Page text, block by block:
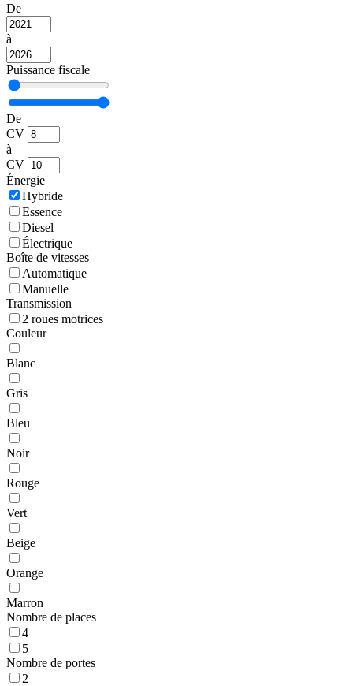
De
à
Puissance fiscale
De
CV
à
CV
Énergie
Hybride
Essence
Diesel
Électrique
Boîte de vitesses
Automatique
Manuelle
Transmission
2 roues motrices
Couleur
Blanc
Gris
Bleu
Noir
Rouge
Vert
Beige
Orange
Marron
Nombre de places
4
5
Nombre de portes
2